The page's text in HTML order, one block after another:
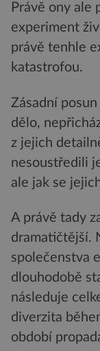
Právě ony ale
experiment
právě tenhle
katastrofou.
Zásadní
dělo,
z jejich
nesoustředili
ale jak se
A právě tady
dramatičtější.
společenstva
dlouhodobě
následuje
diverzita
období